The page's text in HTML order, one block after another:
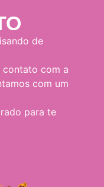
de
contato com a
com um
para te